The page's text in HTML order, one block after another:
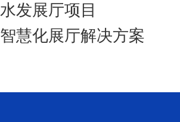
水发展厅项目
智慧化展厅解决方案